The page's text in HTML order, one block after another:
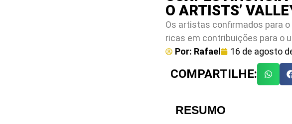
O ARTISTS’
Os artistas confirmados para
ricas em contribuições para o
Por: Rafael 16 de agosto
COMPARTILHE:
RESUMO